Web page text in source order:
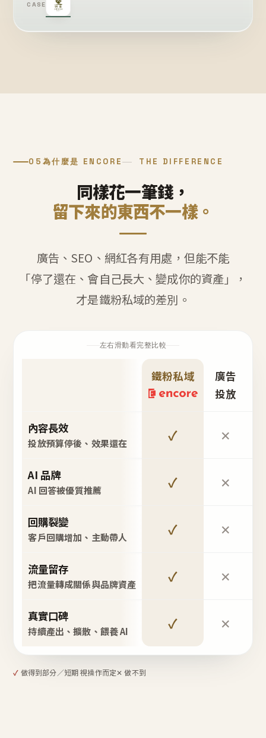
CASE
05 為什麼是 ENCORE THE DIFFERENCE
同樣花一筆錢，
留下來的東西不一樣。
廣告、SEO、網紅各有用處，但能不能
「停了還在、會自己長大、變成你的資產」，
才是鐵粉私域的差別。
左右滑動看完整比較
鐵粉私域
廣告
投放
內容長效
投放預算停後、效果還在 ✓ ✕
AI 品牌
AI 回答被優質推薦 ✓ ✕
回購裂變
客戶回購增加、主動帶人 ✓ ✕
流量留存
把流量轉成關係與品牌資產 ✓ ✕
真實口碑
持續產出、擴散、餵養 AI ✓ ✕
✓ 做得到部分／短期 視操作而定✕ 做不到